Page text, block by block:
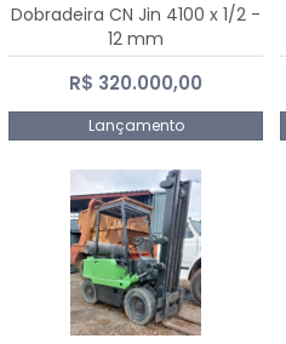
Dobradeira CN Jin 4100 x 1/2 -
12 mm
R$ 320.000,00
Lançamento